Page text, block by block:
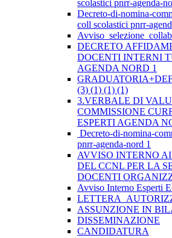
scolastici pnrr-agenda-
Decreto-di-nomina-
coll scolastici pnrr-
DECRETO
DOCENTI INTERNI
AGENDA NORD 1
(3) (1) (1) (1)
3.VERBALE DI
COMMISSIONE
ESPERTI AGENDA
Decreto-di-nomina-
pnrr-agenda-nord 1
AVVISO INTERNO
DEL CCNL PER LA
DOCENTI
Avviso Interno Esperti
ASSUNZIONE IN
DISSEMINAZIONE
CANDIDATURA